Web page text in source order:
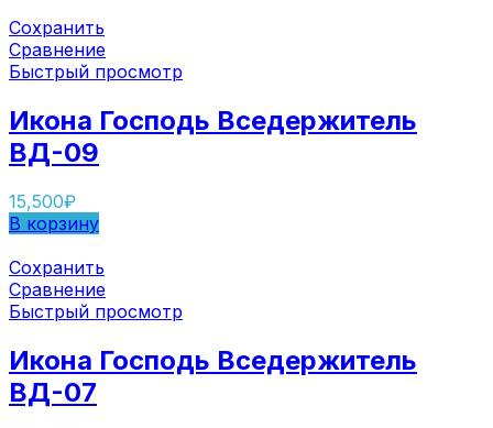
Сохранить
Сравнение
Быстрый просмотр
Икона Господь Вседержитель
ВД-09
15,500₽
В корзину
Сохранить
Сравнение
Быстрый просмотр
Икона Господь Вседержитель
ВД-07